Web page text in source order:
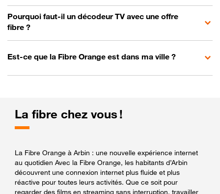
Pourquoi faut-il un décodeur TV avec une offre
fibre ?
Est-ce que la Fibre Orange est dans ma ville ?
La fibre chez vous !
La Fibre Orange à Arbin : une nouvelle expérience internet
au quotidien Avec la Fibre Orange, les habitants d’Arbin
découvrent une connexion internet plus fluide et plus
réactive pour toutes leurs activités. Que ce soit pour
regarder des films en streaming sans interruption, travailler